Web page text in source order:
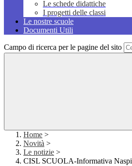
Le schede didattiche
I progetti delle classi
Le nostre scuole
Documenti Utili
Campo di ricerca per le pagine del sito
Home >
Novità >
Le notizie >
CISL SCUOLA-Informativa Naspi